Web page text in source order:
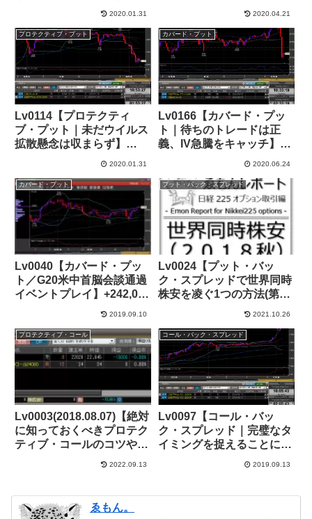
2020.01.31 2020.04.21
プロテクティブ・プット
Lv0114【プロテクティ
ブ・プット｜未だウイルス
拡散懸念は収まらず】
2020.01.31
カバード・プット
Lv0166【カバード・プッ
ト｜待ちのトレードは正
義、IV急騰をキャッチ】
2020.06.24
カバード・プット
Lv0040【カバード・プッ
ト／G20米中首脳会談通過
イベントプレイ】+242,000
2019.09.10
プット・バック・スプレッド
Lv0024【プット・バッ
ク・スプレッドで世界同時
株安を凌ぐ1つの方法(第2
2021.10.26
プロテクティブ・コール
Lv0003(2018.08.07)【絶対
に知っておくべきプロテク
ティブ・コールのコツやベ
2022.09.13
コール・バック・スプレッド
Lv0097【コール・バッ
ク・スプレッド｜完璧なタ
イミングを捉えることに成
2019.09.13
ゑもん。